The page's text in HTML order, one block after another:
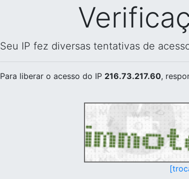
Seu IP fez diversas tentativas de
Para liberar o acesso do IP 216.73.217.60,